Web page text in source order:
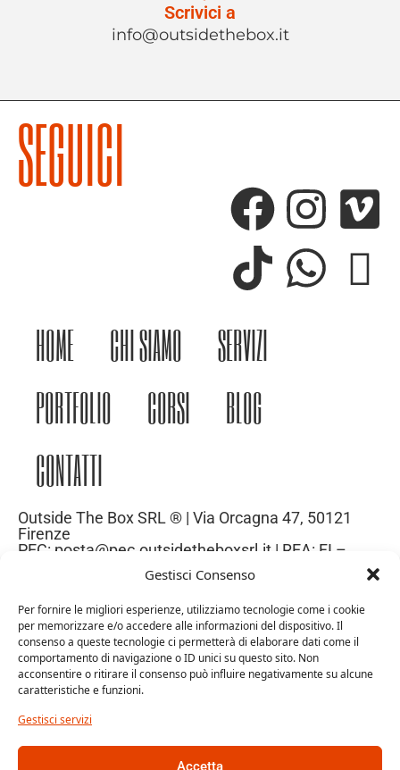
Gestisci Consenso
Per fornire le migliori esperienze, utilizziamo tecnologie come i cookie
per memorizzare e/o accedere alle informazioni del dispositivo. Il
consenso a queste tecnologie ci permetterà di elaborare dati come il
comportamento di navigazione o ID unici su questo sito. Non
acconsentire o ritirare il consenso può influire negativamente su alcune
caratteristiche e funzioni.
Gestisci servizi
Accetta
Scrivici a
info@outsidethebox.it
HOME CHI SIAMO
SERVIZI
PORTFOLIO
CORSI
BLOG
CONTATTI
Outside The Box SRL ® | Via Orcagna 47, 50121
Firenze
PEC: posta@pec.outsidetheboxsrl.it | REA: FI –
669971| P.IVA: 06969740486
Capitale Sociale: 10.000€
SEGUICI